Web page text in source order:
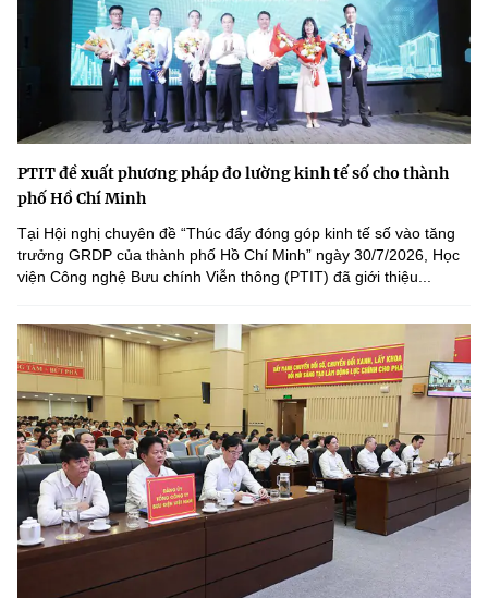
PTIT đề xuất phương pháp đo lường kinh tế số cho thành
phố Hồ Chí Minh
Tại Hội nghị chuyên đề “Thúc đẩy đóng góp kinh tế số vào tăng
trưởng GRDP của thành phố Hồ Chí Minh” ngày 30/7/2026, Học
viện Công nghệ Bưu chính Viễn thông (PTIT) đã giới thiệu...